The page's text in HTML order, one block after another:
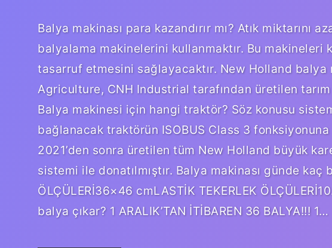
Balya makinası para kazandırır mı? Atık miktarını
balyalama makinelerini kullanmaktır. Bu
tasarruf etmesini sağlayacaktır. New Holland
Agriculture, CNH Industrial tarafından üretilen
Balya makinesi için hangi traktör? Söz konusu
bağlanacak traktörün ISOBUS Class 3
2021’den sonra üretilen tüm New Holland büyük
sistemi ile donatılmıştır. Balya makinası günde kaç
ÖLÇÜLERİ36×46 cmLASTİK TEKERLEK
balya çıkar? 1 ARALIK’TAN İTİBAREN 36 BALYA!!! 1…